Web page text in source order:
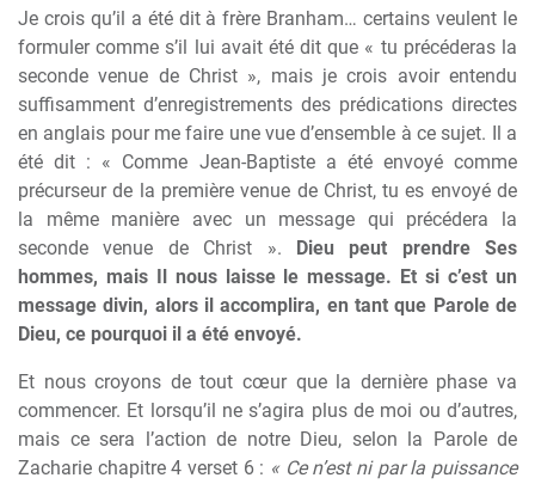
Je crois qu’il a été dit à frère Branham… certains veulent le
formuler comme s’il lui avait été dit que « tu précéderas la
seconde venue de Christ », mais je crois avoir entendu
suffisamment d’enregistrements des prédications directes
en anglais pour me faire une vue d’ensemble à ce sujet. Il a
été dit : « Comme Jean-Baptiste a été envoyé comme
précurseur de la première venue de Christ, tu es envoyé de
la même manière avec un message qui précédera la
seconde venue de Christ ». Dieu peut prendre Ses
hommes, mais Il nous laisse le message. Et si c’est un
message divin, alors il accomplira, en tant que Parole de
Dieu, ce pourquoi il a été envoyé.
Et nous croyons de tout cœur que la dernière phase va
commencer. Et lorsqu’il ne s’agira plus de moi ou d’autres,
mais ce sera l’action de notre Dieu, selon la Parole de
Zacharie chapitre 4 verset 6 : « Ce n’est ni par la puissance